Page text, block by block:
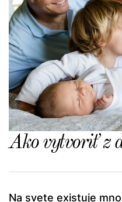
Ako vytvoriť z
Na svete existuje